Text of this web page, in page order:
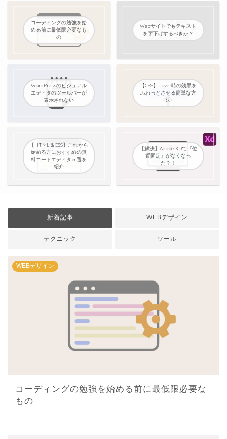
コーディングの勉強を始
める前に最低限必要なも
の
Webサイトでもテキスト
を字下げするべきか？
WordPressのビジュアル
エディタのツールバーが
表示されない
【CSS】hover時の効果を
ふわっとさせる簡単な方
法
【HTML＆CSS】これから
始める方におすすめの無
料コードエディタ５選を
紹介
【解決】Adobe XDで『位
置固定』がなくなっ
た？！
新着記事 WEBデザイン
テクニック ツール
WEBデザイン
コーディングの勉強を始める前に最低限必要な
もの